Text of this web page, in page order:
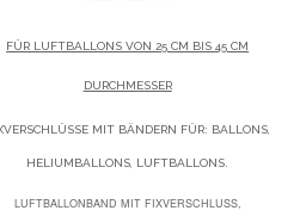
FÜR LUFTBALLONS VON 25 CM BIS 45 CM
DURCHMESSER
MIT BÄNDERN FÜR: BALLONS,
HELIUMBALLONS, LUFTBALLONS.
LUFTBALLONBAND MIT FIXVERSCHLUSS, B